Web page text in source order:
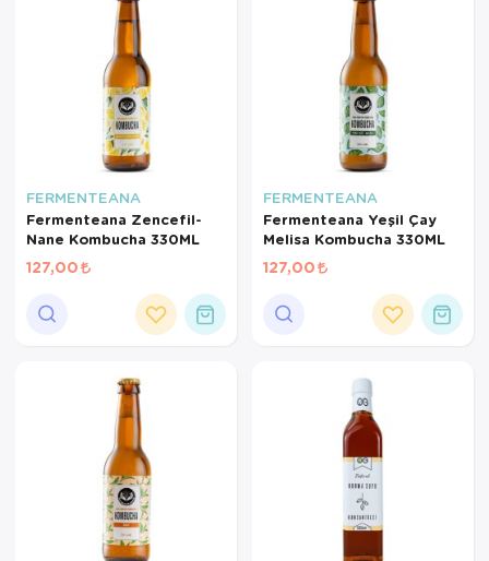
FERMENTEANA
Fermenteana Zencefil-
Nane Kombucha 330ML
127,00
FERMENTEANA
Fermenteana Yeşil Çay
Melisa Kombucha 330ML
127,00